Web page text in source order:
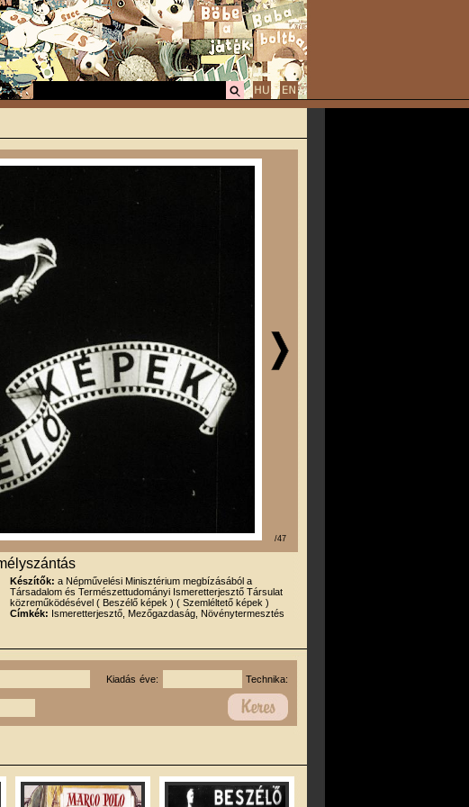
/47
Készítők: a Népművelési Minisztérium megbízásából a
Társadalom és Természettudományi Ismeretterjesztő Társulat
közreműködésével ( Beszélő képek ) ( Szemléltető képek )
Címkék: Ismeretterjesztő, Mezőgazdaság, Növénytermesztés
Kiadás éve: Technika: